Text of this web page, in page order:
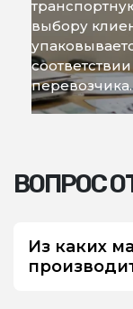
выбору
перевозчика.
ВОПРОС
Из каких